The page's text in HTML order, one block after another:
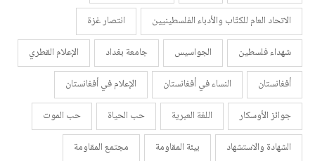
الاتحاد العام للكتّاب والأدباء الفلسطينيين
انتصار غزة
شهداء فلسطين
الجواسيس جامعة بغداد
الإعلام القطري
أفغانستان
النساء في أفغانستان
الإعلام في أفغانستان
جوائز الأوسكار
اللغة العبرية حب الحياة
حب الموت
الشهادة والاستشهاد
بيئة المقاومة
مجتمع المقاومة